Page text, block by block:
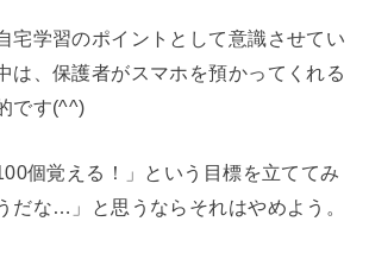
宅学習のポイントとして意識させてい
は、保護者がスマホを預かってくれる
です(^^)
個覚える！」という目標を立ててみ
だな…」と思うならそれはやめよう。